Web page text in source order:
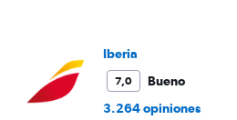
Iberia
7,0
Bueno
3.264 opiniones